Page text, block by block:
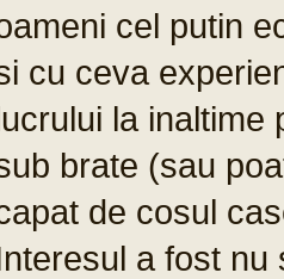
cel putin
cu ceva
la inaltime
brate (sau
de cosul
a fost nu